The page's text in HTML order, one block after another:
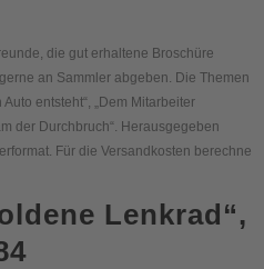
die gut erhaltene Broschüre
an Sammler abgeben. Die Themen
entsteht“, „Dem Mitarbeiter
der Durchbruch“. Herausgegeben
Für die Versandkosten berechne
Lenkrad“,